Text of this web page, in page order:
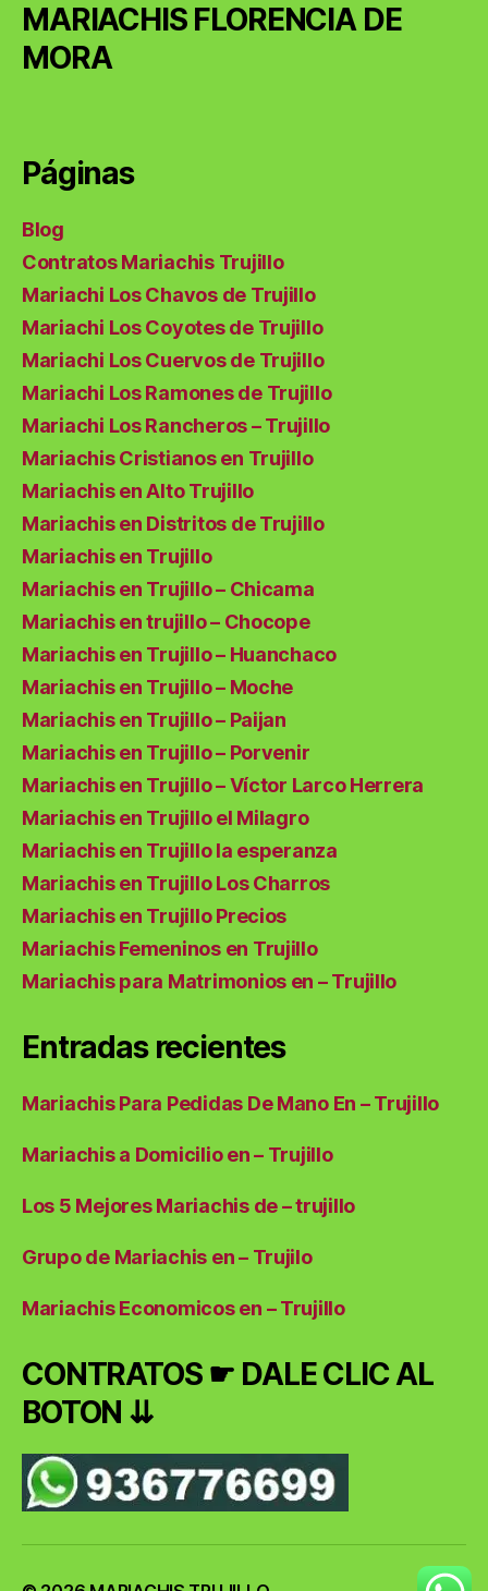
MARIACHIS FLORENCIA DE
MORA
Páginas
Blog
Contratos Mariachis Trujillo
Mariachi Los Chavos de Trujillo
Mariachi Los Coyotes de Trujillo
Mariachi Los Cuervos de Trujillo
Mariachi Los Ramones de Trujillo
Mariachi Los Rancheros – Trujillo
Mariachis Cristianos en Trujillo
Mariachis en Alto Trujillo
Mariachis en Distritos de Trujillo
Mariachis en Trujillo
Mariachis en Trujillo – Chicama
Mariachis en trujillo – Chocope
Mariachis en Trujillo – Huanchaco
Mariachis en Trujillo – Moche
Mariachis en Trujillo – Paijan
Mariachis en Trujillo – Porvenir
Mariachis en Trujillo – Víctor Larco Herrera
Mariachis en Trujillo el Milagro
Mariachis en Trujillo la esperanza
Mariachis en Trujillo Los Charros
Mariachis en Trujillo Precios
Mariachis Femeninos en Trujillo
Mariachis para Matrimonios en – Trujillo
Entradas recientes
Mariachis Para Pedidas De Mano En – Trujillo
Mariachis a Domicilio en – Trujillo
Los 5 Mejores Mariachis de – trujillo
Grupo de Mariachis en – Trujilo
Mariachis Economicos en – Trujillo
CONTRATOS ☛ DALE CLIC AL
BOTON ⇊